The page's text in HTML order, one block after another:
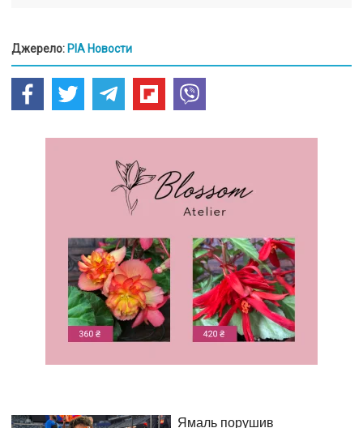
Джерело: РІА Новости